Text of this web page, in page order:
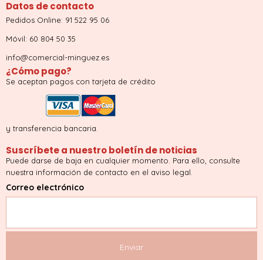
Datos de contacto
Pedidos Online: 91 522 95 06
Móvil: 60 804 50 35
info@comercial-minguez.es
¿Cómo pago?
Se aceptan pagos con tarjeta de crédito
y transferencia bancaria.
Suscríbete a nuestro boletín de noticias
Puede darse de baja en cualquier momento. Para ello, consulte
nuestra información de contacto en el aviso legal.
Correo electrónico